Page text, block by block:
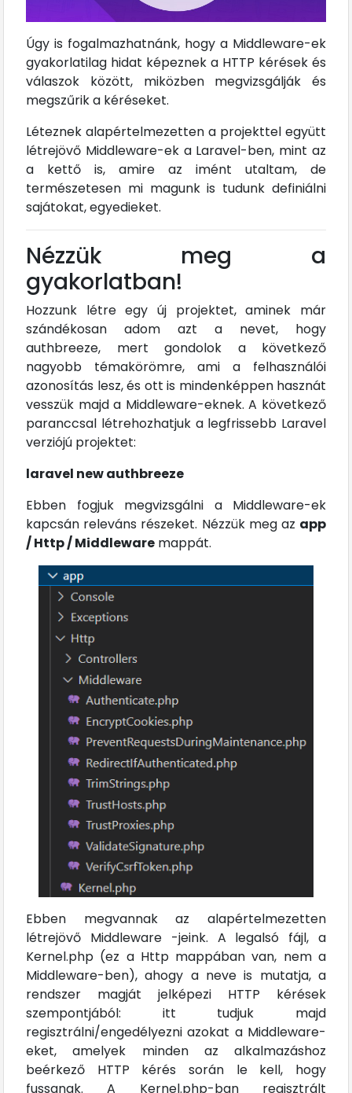
Úgy is fogalmazhatnánk, hogy a Middleware-ek
gyakorlatilag hidat képeznek a HTTP kérések és
válaszok között, miközben megvizsgálják és
megszűrik a kéréseket.
Léteznek alapértelmezetten a projekttel együtt
létrejövő Middleware-ek a Laravel-ben, mint az
a kettő is, amire az imént utaltam, de
természetesen mi magunk is tudunk definiálni
sajátokat, egyedieket.
Nézzük meg a
gyakorlatban!
Hozzunk létre egy új projektet, aminek már
szándékosan adom azt a nevet, hogy
authbreeze, mert gondolok a következő
nagyobb témakörömre, ami a felhasználói
azonosítás lesz, és ott is mindenképpen hasznát
vesszük majd a Middleware-eknek. A következő
paranccsal létrehozhatjuk a legfrissebb Laravel
verziójú projektet:
laravel new authbreeze
Ebben fogjuk megvizsgálni a Middleware-ek
kapcsán releváns részeket. Nézzük meg az app
/ Http / Middleware mappát.
Ebben megvannak az alapértelmezetten
létrejövő Middleware -jeink. A legalsó fájl, a
Kernel.php (ez a Http mappában van, nem a
Middleware-ben), ahogy a neve is mutatja, a
rendszer magját jelképezi HTTP kérések
szempontjából: itt tudjuk majd
regisztrálni/engedélyezni azokat a Middleware-
eket, amelyek minden az alkalmazáshoz
beérkező HTTP kérés során le kell, hogy
fussanak. A Kernel.php-ban regisztrált